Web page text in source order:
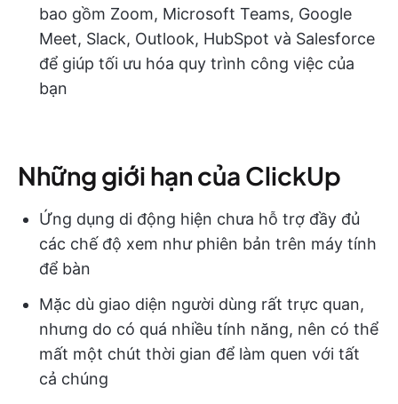
bao gồm Zoom, Microsoft Teams, Google
Meet, Slack, Outlook, HubSpot và Salesforce
để giúp tối ưu hóa quy trình công việc của
bạn
Những giới hạn của ClickUp
Ứng dụng di động hiện chưa hỗ trợ đầy đủ
các chế độ xem như phiên bản trên máy tính
để bàn
Mặc dù giao diện người dùng rất trực quan,
nhưng do có quá nhiều tính năng, nên có thể
mất một chút thời gian để làm quen với tất
cả chúng